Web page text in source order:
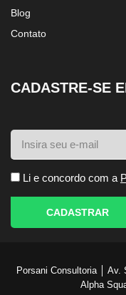
Blog
Contato
CADASTRE-SE
Li e concordo com a
CADASTRAR
Porsani Consultoria │ Av.
Alpha